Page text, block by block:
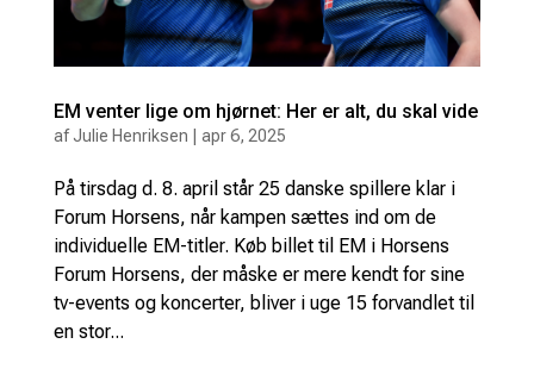
EM venter lige om hjørnet: Her er alt, du skal vide
afJulie Henriksen apr 6, 2025
På tirsdag d. 8. april står 25 danske spillere klar i
Forum Horsens, når kampen sættes ind om de
individuelle EM-titler. Køb billet til EM i Horsens
Forum Horsens, der måske er mere kendt for sine
tv-events og koncerter, bliver i uge 15 forvandlet til
en stor...